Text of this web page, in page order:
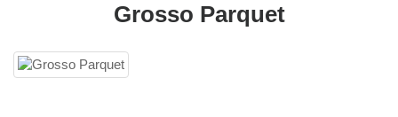
Grosso Parquet